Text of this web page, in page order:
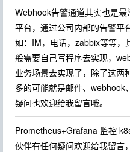
Webhook告警通道其实也是
平台，通过公司内部的告警平
如：IM，电话，zabbix等等，
般需要自己写程序去实现，
业务场景去实现了，除了这两
多的可能就是邮件、webhook
疑问也欢迎给我留言哦。
Prometheus+Grafana 监控
伙伴有任何疑问欢迎给我留言